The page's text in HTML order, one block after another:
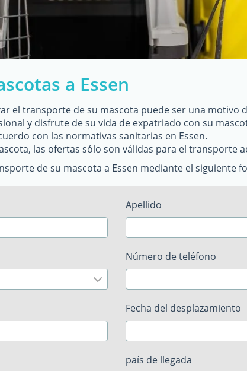
a Essen
el transporte de su mascota puede ser una motivo
y disfrute de su vida de expatriado con su
con las normativas sanitarias en Essen.
las ofertas sólo son válidas para el transporte
de su mascota a Essen mediante el siguiente
Apellido
Número de teléfono
Fecha del desplazamiento
país de llegada